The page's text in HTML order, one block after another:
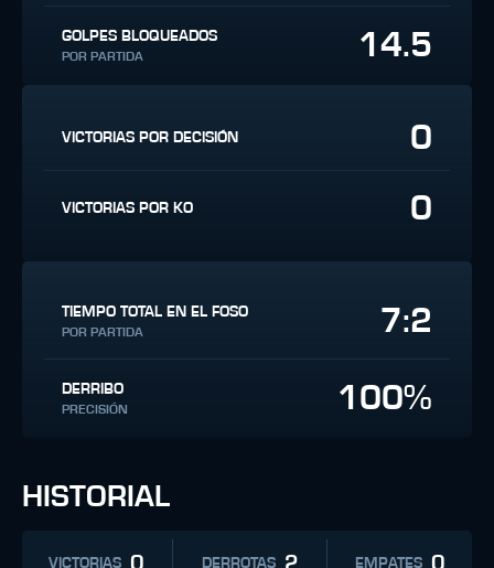
GOLPES BLOQUEADOS
POR PARTIDA 14.5
VICTORIAS POR DECISIÓN 0
VICTORIAS POR KO 0
TIEMPO TOTAL EN EL FOSO
POR PARTIDA 7:2
DERRIBO
PRECISIÓN 100%
HISTORIAL
VICTORIAS 0 DERROTAS 2 EMPATES 0